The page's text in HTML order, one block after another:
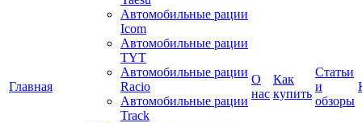
Главная
Автомобильные рации
Icom
Автомобильные рации
TYT
Автомобильные рации
Racio
Автомобильные рации
Track
О
нас
Как
купить
Статьи
и
обзоры